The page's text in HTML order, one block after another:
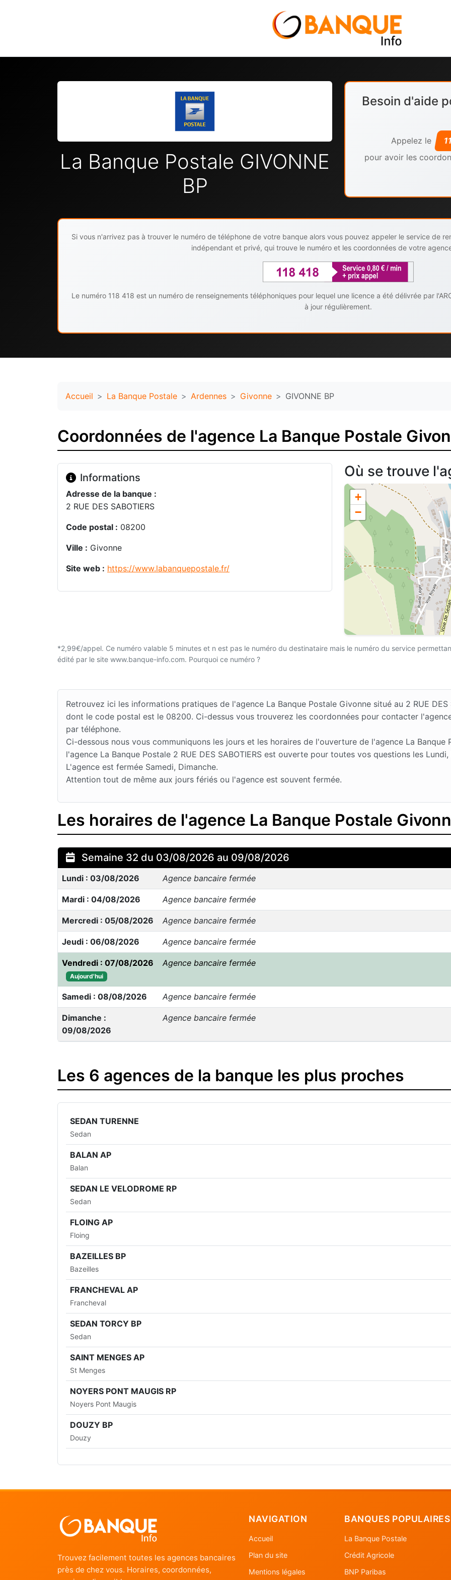
La Banque Postale GIVONNE
BP
Besoin d'aide
Appelez le
pour avoir les
Si vous n'arrivez pas à trouver le numéro de téléphone de votre banque alors vous pouvez appeler le service de
indépendant et privé, qui trouve le numéro et les coordonnées de votre
Le numéro 118 418 est un numéro de renseignements téléphoniques pour lequel une licence a été délivrée par
à jour régulièrement.
Accueil La Banque Postale Ardennes Givonne GIVONNE BP
Coordonnées de l'agence La Banque Postale
Informations
Adresse de la banque :
2 RUE DES SABOTIERS
Code postal : 08200
Ville : Givonne
Site web : https://www.labanquepostale.fr/
Où se trouve
+
−
*2,99€/appel. Ce numéro valable 5 minutes et n est pas le numéro du destinataire mais le numéro du service
édité par le site www.banque-info.com. Pourquoi ce numéro ?
Retrouvez ici les informations pratiques de l'agence La Banque Postale Givonne situé au 2 RUE DES
dont le code postal est le 08200. Ci-dessus vous trouverez les coordonnées pour contacter
par téléphone.
Ci-dessous nous vous communiquons les jours et les horaires de l'ouverture de l'agence La Banque
l'agence La Banque Postale 2 RUE DES SABOTIERS est ouverte pour toutes vos questions les
L'agence est fermée Samedi, Dimanche.
Attention tout de même aux jours fériés ou l'agence est souvent fermée.
Les horaires de l'agence La Banque Postale
Semaine 32 du 03/08/2026 au 09/08/2026
Lundi : 03/08/2026 Agence bancaire fermée
Mardi : 04/08/2026 Agence bancaire fermée
Mercredi : 05/08/2026 Agence bancaire fermée
Jeudi : 06/08/2026 Agence bancaire fermée
Vendredi : 07/08/2026
Aujourd'hui
Agence bancaire fermée
Samedi : 08/08/2026 Agence bancaire fermée
Dimanche :
09/08/2026
Agence bancaire fermée
Les 6 agences de la banque les plus proches
SEDAN TURENNE
Sedan
BALAN AP
Balan
SEDAN LE VELODROME RP
Sedan
FLOING AP
Floing
BAZEILLES BP
Bazeilles
FRANCHEVAL AP
Francheval
SEDAN TORCY BP
Sedan
SAINT MENGES AP
St Menges
NOYERS PONT MAUGIS RP
Noyers Pont Maugis
DOUZY BP
Douzy
Trouvez facilement toutes les agences bancaires
près de chez vous. Horaires, coordonnées,
NAVIGATION
Accueil
Plan du site
Mentions légales
BANQUES POPULAIRES
La Banque Postale
Crédit Agricole
BNP Paribas